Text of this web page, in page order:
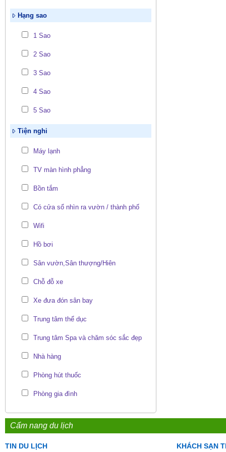
Hạng sao
1 Sao
2 Sao
3 Sao
4 Sao
5 Sao
Tiện nghi
Máy lạnh
TV màn hình phẳng
Bồn tắm
Có cửa sổ nhìn ra vườn / thành phố
Wifi
Hồ bơi
Sân vườn,Sân thượng/Hiên
Chỗ đỗ xe
Xe đưa đón sân bay
Trung tâm thể dục
Trung tâm Spa và chăm sóc sắc đẹp
Nhà hàng
Phòng hút thuốc
Phòng gia đình
Cẩm nang du lịch
TIN DU LỊCH KHÁCH SẠN